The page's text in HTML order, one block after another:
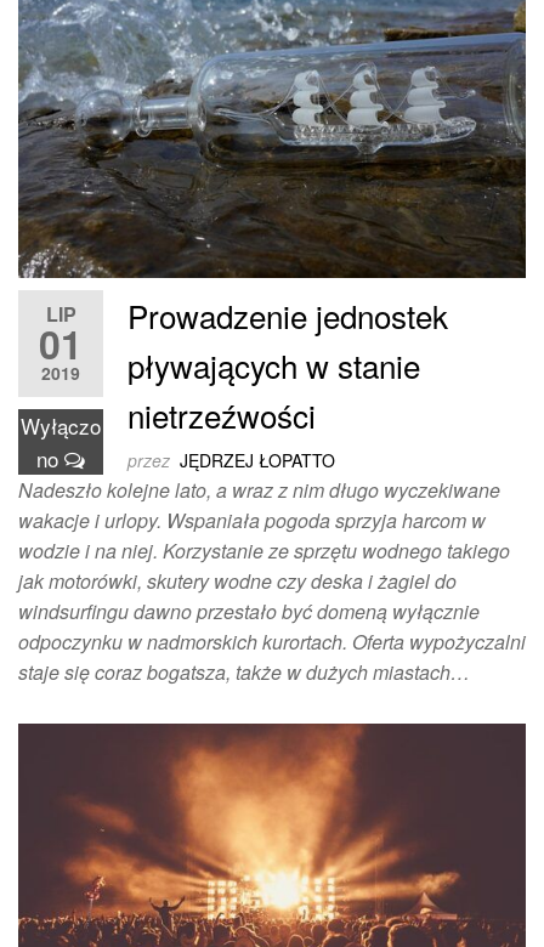
LIP
01
2019
Wyłączo
no
Prowadzenie jednostek
pływających w stanie
nietrzeźwości
przez JĘDRZEJ ŁOPATTO
Nadeszło kolejne lato, a wraz z nim długo wyczekiwane
wakacje i urlopy. Wspaniała pogoda sprzyja harcom w
wodzie i na niej. Korzystanie ze sprzętu wodnego takiego
jak motorówki, skutery wodne czy deska i żagiel do
windsurfingu dawno przestało być domeną wyłącznie
odpoczynku w nadmorskich kurortach. Oferta wypożyczalni
staje się coraz bogatsza, także w dużych miastach…